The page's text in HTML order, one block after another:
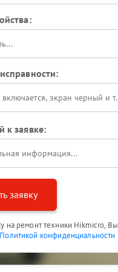
к заявке:
заявку
на ремонт техники Hikmicro, Вы
Политикой конфиденциальности